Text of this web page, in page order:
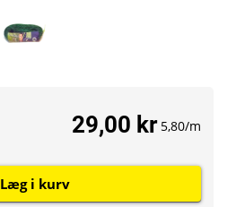
29,00 kr 5,80/m
Læg i kurv